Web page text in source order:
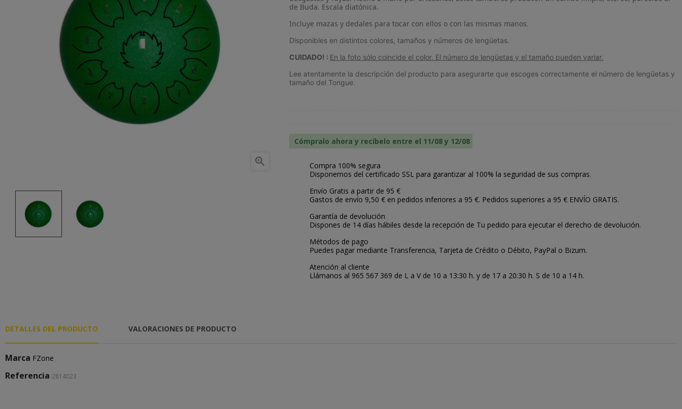

de Buda. Escala diatónica.
Incluye mazas y dedales para tocar con ellos o con las mismas manos.
Disponibles en distintos colores, tamaños y números de lengüetas.
CUIDADO! : En la foto sólo coincide el color. El número de lengüetas y el tamaño pueden variar.
Lee atentamente la descripción del producto para asegurarte que escoges correctamente el número de lengüetas y
tamaño del Tongue.
Cómpralo ahora y recíbelo entre el 11/08 y 12/08
Compra 100% segura
Disponemos del certificado SSL para garantizar al 100% la seguridad de sus compras.
Envío Gratis a partir de 95 €
Gastos de envío 9,50 € en pedidos inferiores a 95 €. Pedidos superiores a 95 € ENVÍO GRATIS.
Garantía de devolución
Dispones de 14 días hábiles desde la recepción de Tu pedido para ejecutar el derecho de devolución.
Métodos de pago
Puedes pagar mediante Transferencia, Tarjeta de Crédito o Débito, PayPal o Bizum.
Atención al cliente
Llámanos al 965 567 369 de L a V de 10 a 13:30 h. y de 17 a 20:30 h. S de 10 a 14 h.
DETALLES DEL PRODUCTO VALORACIONES DE PRODUCTO
Marca FZone
Referencia 2814023